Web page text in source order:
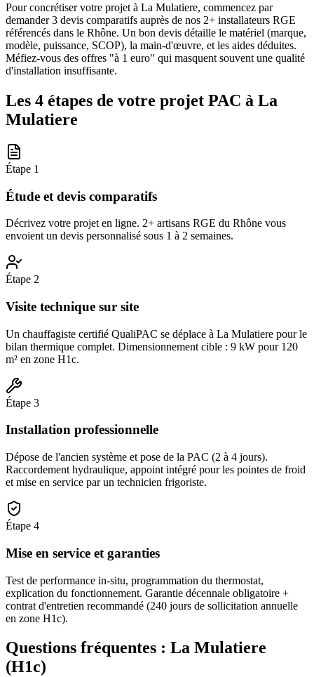
Pour concrétiser votre projet à La Mulatiere, commencez par
demander 3 devis comparatifs auprès de nos 2+ installateurs RGE
référencés dans le Rhône. Un bon devis détaille le matériel (marque,
modèle, puissance, SCOP), la main-d'œuvre, et les aides déduites.
Méfiez-vous des offres "à 1 euro" qui masquent souvent une qualité
d'installation insuffisante.
Les 4 étapes de votre projet PAC à La
Mulatiere
Étape 1
Étude et devis comparatifs
Décrivez votre projet en ligne. 2+ artisans RGE du Rhône vous
envoient un devis personnalisé sous 1 à 2 semaines.
Étape 2
Visite technique sur site
Un chauffagiste certifié QualiPAC se déplace à La Mulatiere pour le
bilan thermique complet. Dimensionnement cible : 9 kW pour 120
m² en zone H1c.
Étape 3
Installation professionnelle
Dépose de l'ancien système et pose de la PAC (2 à 4 jours).
Raccordement hydraulique, appoint intégré pour les pointes de froid
et mise en service par un technicien frigoriste.
Étape 4
Mise en service et garanties
Test de performance in-situ, programmation du thermostat,
explication du fonctionnement. Garantie décennale obligatoire +
contrat d'entretien recommandé (240 jours de sollicitation annuelle
en zone H1c).
Questions fréquentes : La Mulatiere
(H1c)